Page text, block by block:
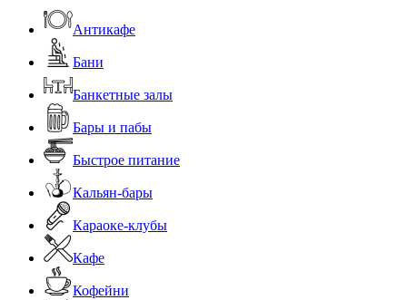
Антикафе
Бани
Банкетные залы
Бары и пабы
Быстрое питание
Кальян-бары
Караоке-клубы
Кафе
Кофейни